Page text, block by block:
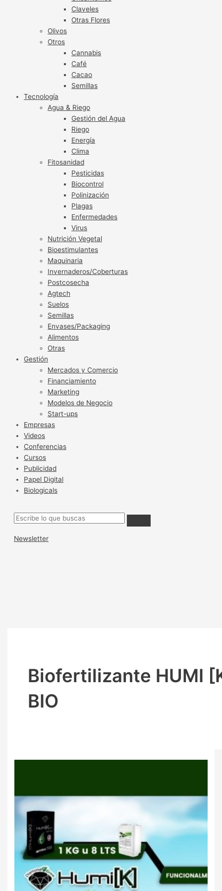
Claveles
Otras Flores
Olivos
Otros
Cannabis
Café
Cacao
Semillas
Tecnología
Agua & Riego
Gestión del Agua
Riego
Energía
Clima
Fitosanidad
Pesticidas
Biocontrol
Polinización
Plagas
Enfermedades
Virus
Nutrición Vegetal
Bioestimulantes
Maquinaria
Invernaderos/Coberturas
Postcosecha
Agtech
Suelos
Semillas
Envases/Packaging
Alimentos
Otras
Gestión
Mercados y Comercio
Financiamiento
Marketing
Modelos de Negocio
Start-ups
Empresas
Videos
Conferencias
Cursos
Publicidad
Papel Digital
Biologicals
Newsletter
Biofertilizante HUMI
BIO